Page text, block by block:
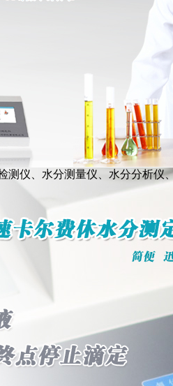
仪、水分测量仪、水分分析仪